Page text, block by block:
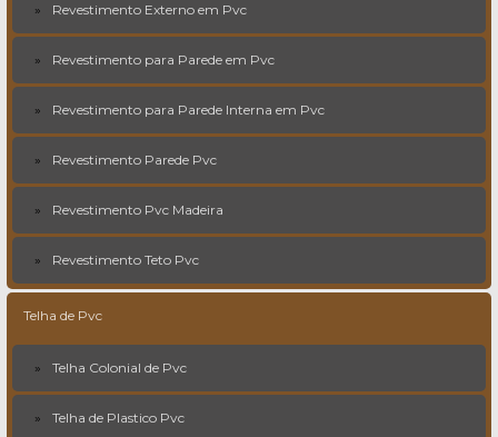
Revestimento Externo em Pvc
Revestimento para Parede em Pvc
Revestimento para Parede Interna em Pvc
Revestimento Parede Pvc
Revestimento Pvc Madeira
Revestimento Teto Pvc
Telha de Pvc
Telha Colonial de Pvc
Telha de Plastico Pvc